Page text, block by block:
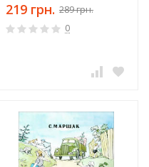
219 грн. 289 грн.
0